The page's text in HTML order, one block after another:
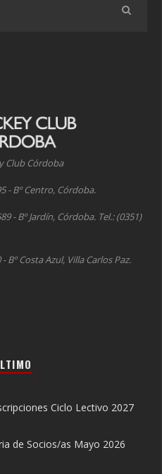
Club Córdoba
- Bº Centro, Córdoba.
- Bº Jardín, Córdoba. Tel.: (0351)
- Bº Costa Azul, Villa Carlos Paz.
Ciclo Lectivo 2027
de Socios/as Mayo 2026